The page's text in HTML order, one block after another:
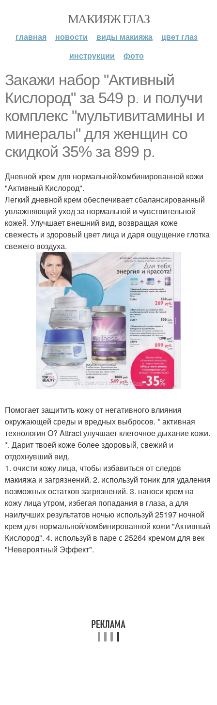
МАКИЯЖ ГЛАЗ
главная новости виды макияжа
цвет глаз
инструкции
фото
Закажи набор "Активный
Кислород" за 549 р. и получи
комплекс "мультивитамины и
минералы" для женщин со
скидкой 35% за 899 р.
Дневной крем для нормальной/комбинированной кожи
"Активный Кислород".
Легкий дневной крем обеспечивает сбалансированный
увлажняющий уход за нормальной и чувствительной
кожей. Улучшает внешний вид, возвращая коже
свежесть и здоровый цвет лица и даря ощущение глотка
свежего воздуха.
Помогает защитить кожу от негативного влияния
окружающей среды и вредных выбросов. * активная
технология O? Attract улучшает клеточное дыхание кожи.
*. Дарит твоей коже более здоровый, свежий и
отдохнувший вид.
1. очисти кожу лица, чтобы избавиться от следов
макияжа и загрязнений. 2. используй тоник для удаления
возможных остатков загрязнений. 3. наноси крем на
кожу лица утром, избегая попадания в глаза, а для
наилучших результатов ночью используй 25197 ночной
крем для нормальной/комбинированной кожи "Активный
Кислород". 4. используй в паре с 25264 кремом для век
"Невероятный Эффект".